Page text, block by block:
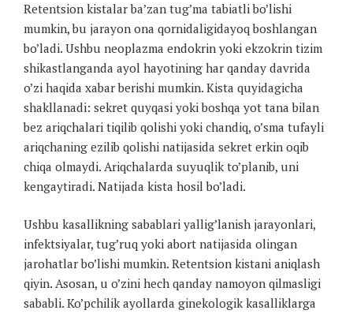
Retentsion kistalar ba’zan tug’ma tabiatli bo’lishi
mumkin, bu jarayon ona qornidaligidayoq boshlangan
bo’ladi. Ushbu neoplazma endokrin yoki ekzokrin tizim
shikastlanganda ayol hayotining har qanday davrida
o’zi haqida xabar berishi mumkin. Kista quyidagicha
shakllanadi: sekret quyqasi yoki boshqa yot tana bilan
bez ariqchalari tiqilib qolishi yoki chandiq, o’sma tufayli
ariqchaning ezilib qolishi natijasida sekret erkin oqib
chiqa olmaydi. Ariqchalarda suyuqlik to’planib, uni
kengaytiradi. Natijada kista hosil bo’ladi.
Ushbu kasallikning sabablari yallig’lanish jarayonlari,
infektsiyalar, tug’ruq yoki abort natijasida olingan
jarohatlar bo’lishi mumkin. Retentsion kistani aniqlash
qiyin. Asosan, u o’zini hech qanday namoyon qilmasligi
sababli. Ko’pchilik ayollarda ginekologik kasalliklarga